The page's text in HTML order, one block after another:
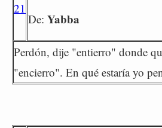
21
De: Yabba
Perdón, dije "entierro" donde
"encierro". En qué estaría yo